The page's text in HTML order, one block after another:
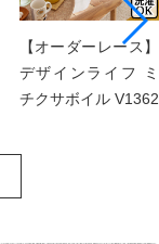
【オーダーレース】
デザインライフ ミ
チクサボイル V1362